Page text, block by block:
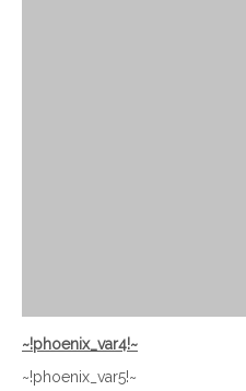
~!phoenix_var4!~
~!phoenix_var5!~